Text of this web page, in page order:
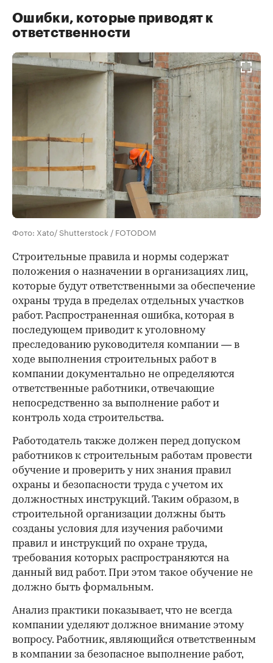
Ошибки, которые приводят к
ответственности
Фото: Xato/ Shutterstock / FOTODOM
Строительные правила и нормы содержат
положения о назначении в организациях лиц,
которые будут ответственными за обеспечение
охраны труда в пределах отдельных участков
работ. Распространенная ошибка, которая в
последующем приводит к уголовному
преследованию руководителя компании — в
ходе выполнения строительных работ в
компании документально не определяются
ответственные работники, отвечающие
непосредственно за выполнение работ и
контроль хода строительства.
Работодатель также должен перед допуском
работников к строительным работам провести
обучение и проверить у них знания правил
охраны и безопасности труда с учетом их
должностных инструкций. Таким образом, в
строительной организации должны быть
созданы условия для изучения рабочими
правил и инструкций по охране труда,
требования которых распространяются на
данный вид работ. При этом такое обучение не
должно быть формальным.
Анализ практики показывает, что не всегда
компании уделяют должное внимание этому
вопросу. Работник, являющийся ответственным
в компании за безопасное выполнение работ,